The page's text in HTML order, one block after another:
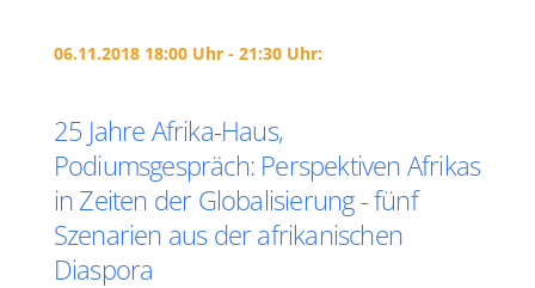
06.11.2018 18:00 Uhr - 21:30 Uhr:
25 Jahre Afrika-Haus,
Podiumsgespräch: Perspektiven Afrikas
in Zeiten der Globalisierung - fünf
Szenarien aus der afrikanischen
Diaspora